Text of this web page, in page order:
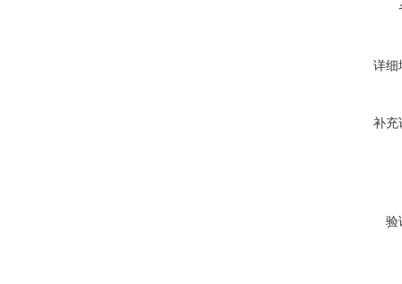
详细
补充
验